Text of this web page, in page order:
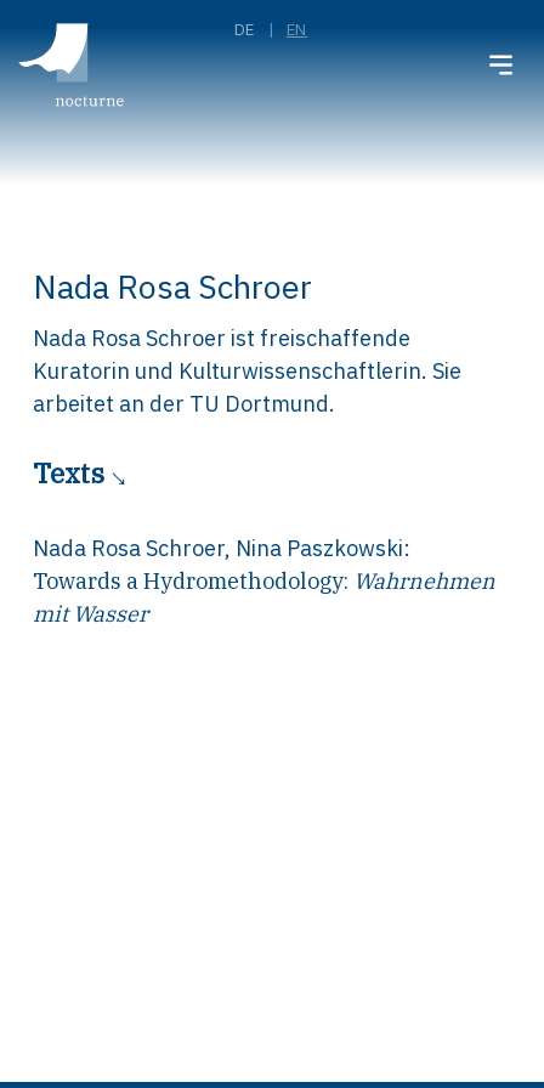
DE EN
Nada Rosa Schroer
Nada Rosa Schroer ist freischaffende
Kuratorin und Kulturwissenschaftlerin. Sie
arbeitet an der TU Dortmund.
Texts
Nada Rosa Schroer, Nina Paszkowski:
Towards a Hydromethodology: Wahrnehmen
mit Wasser